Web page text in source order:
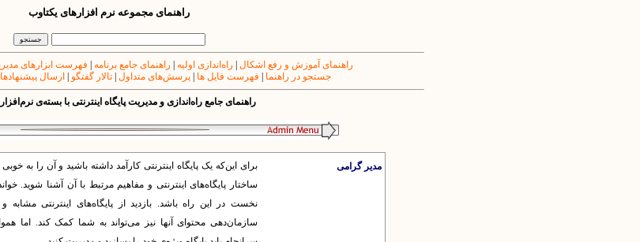
راهنمای مجموعه نرم افزارهای یکتاوب
راهنمای آموزش و رفع اشکال راه‌اندازی اولیه راهنمای جامع برنامه فهرست ابزارهای
جستجو در راهنما
فهرست فایل ها پرسش‌های متداول تالار گفتگو ارسال
راهنمای جامع راه‌اندازی و مدیریت پایگاه اینترنتی با بسته‌ی
مدیر گرامی
برای این‌که یک پایگاه اینترنتی کارآمد داشته باشید و آن را به
ساختار پایگاه‌های‌ اینترنتی و مفاهیم مرتبط با آن آشنا شوید.
نخست در این راه باشد. بازدید از پایگاه‌های اینترنتی
سازمان‌دهی محتوای آنها‌ نیز می‌تواند به شما کمک کند. اما